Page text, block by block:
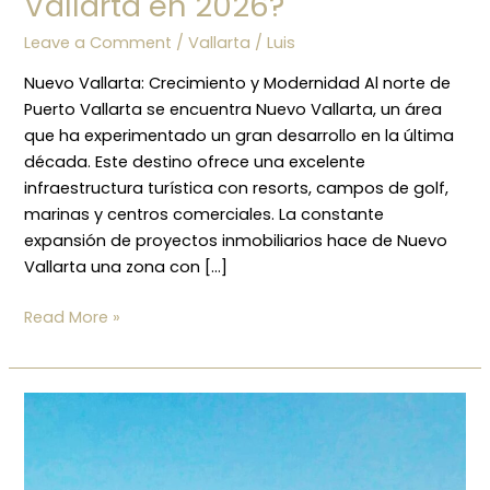
Leave a Comment /Vallarta /Luis
Nuevo Vallarta: Crecimiento y Modernidad Al norte de
Puerto Vallarta se encuentra Nuevo Vallarta, un área
que ha experimentado un gran desarrollo en la última
década. Este destino ofrece una excelente
infraestructura turística con resorts, campos de golf,
marinas y centros comerciales. La constante
expansión de proyectos inmobiliarios hace de Nuevo
Vallarta una zona con […]
Read More »
Wellness,
sustentabilidad